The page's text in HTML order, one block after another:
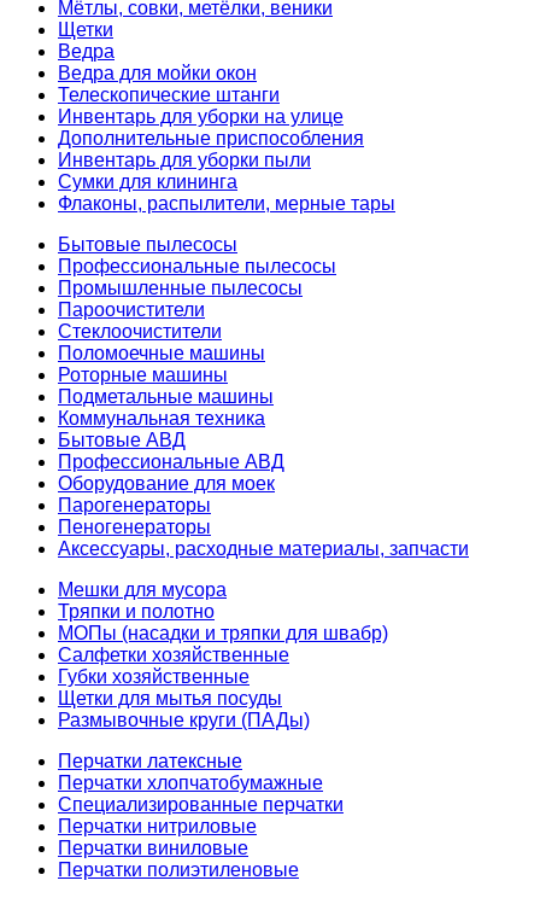
Мётлы, совки, метёлки, веники
Щетки
Ведра
Ведра для мойки окон
Телескопические штанги
Инвентарь для уборки на улице
Дополнительные приспособления
Инвентарь для уборки пыли
Сумки для клининга
Флаконы, распылители, мерные тары
Бытовые пылесосы
Профессиональные пылесосы
Промышленные пылесосы
Пароочистители
Стеклоочистители
Поломоечные машины
Роторные машины
Подметальные машины
Коммунальная техника
Бытовые АВД
Профессиональные АВД
Оборудование для моек
Парогенераторы
Пеногенераторы
Аксессуары, расходные материалы, запчасти
Мешки для мусора
Тряпки и полотно
МОПы (насадки и тряпки для швабр)
Салфетки хозяйственные
Губки хозяйственные
Щетки для мытья посуды
Размывочные круги (ПАДы)
Перчатки латексные
Перчатки хлопчатобумажные
Специализированные перчатки
Перчатки нитриловые
Перчатки виниловые
Перчатки полиэтиленовые